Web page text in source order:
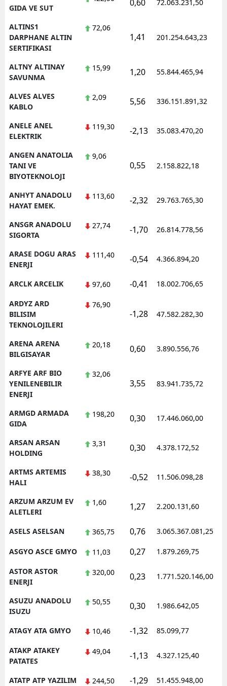
Karabük
Düzce
GIDA VE SUT
0,60 72.063.231,50
ALTINS1
DARPHANE ALTIN
SERTIFIKASI
72,06
1,41 201.254.643,23
ALTNY ALTINAY
SAVUNMA
15,99 1,20 55.844.465,94
ALVES ALVES
KABLO
2,09 5,56 336.151.891,32
ANELE ANEL
ELEKTRIK
119,30 -2,13 35.083.470,20
ANGEN ANATOLIA
TANI VE
BIYOTEKNOLOJI
9,06
0,55 2.158.822,18
ANHYT ANADOLU
HAYAT EMEK.
113,60 -2,32 29.763.765,30
ANSGR ANADOLU
SIGORTA
27,74 -1,70 26.814.778,56
ARASE DOGU ARAS
ENERJI
111,40 -0,54 4.366.894,20
ARCLK ARCELIK 97,60 -0,41 18.002.706,65
ARDYZ ARD
BILISIM
TEKNOLOJILERI
76,90
-1,28 47.582.282,30
ARENA ARENA
BILGISAYAR
20,18 0,60 3.890.556,76
ARFYE ARF BIO
YENILENEBILIR
ENERJI
32,06
3,55 83.941.735,72
ARMGD ARMADA
GIDA
198,20 0,30 17.446.060,00
ARSAN ARSAN
HOLDING
3,31 0,30 4.378.172,52
ARTMS ARTEMIS
HALI
38,30 -0,52 11.506.098,28
ARZUM ARZUM EV
ALETLERI
1,60 1,27 2.200.131,60
ASELS ASELSAN 365,75 0,76 3.065.367.081,25
ASGYO ASCE GMYO 11,03 0,27 1.879.269,75
ASTOR ASTOR
ENERJI
320,00 0,23 1.771.520.146,00
ASUZU ANADOLU
ISUZU
50,55 0,30 1.986.642,05
ATAGY ATA GMYO 10,46 -1,32 85.099,77
ATAKP ATAKEY
PATATES
49,04 -1,13 4.327.125,40
ATATP ATP YAZILIM 244,50 -1,29 51.455.948,00